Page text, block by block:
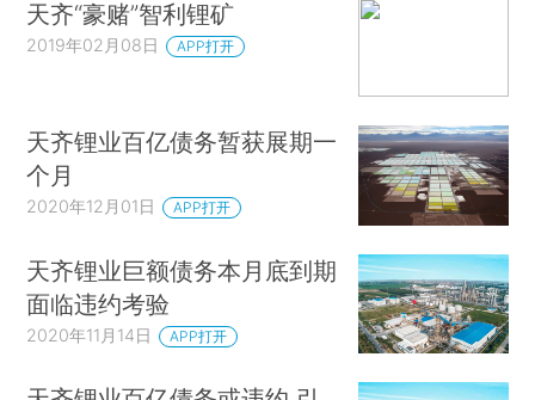
天齐“豪赌”智利锂矿
2019年02月08日 APP打开
天齐锂业百亿债务暂获展期一
个月
2020年12月01日 APP打开
天齐锂业巨额债务本月底到期
面临违约考验
2020年11月14日 APP打开